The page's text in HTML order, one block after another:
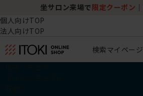
坐サロン来場で 限定クーポン
個人向けTOP
法人向けTOP
検索マイページ